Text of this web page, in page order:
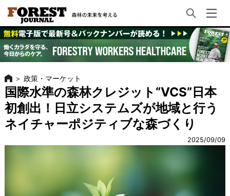
＞ 政策・マーケット
国際水準の森林クレジット“VCS”日本
初創出！日立システムズが地域と行う
ネイチャーポジティブな森づくり
2025/09/09